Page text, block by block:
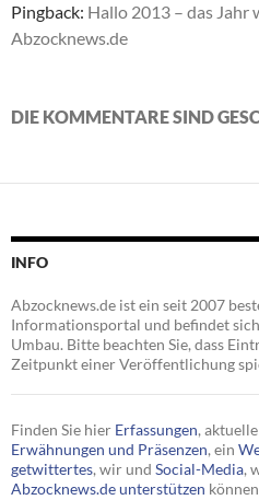
Pingback: Hallo 2013 – das Jahr
Abzocknews.de
DIE KOMMENTARE SIND
INFO
Abzocknews.de ist ein seit 2007
Informationsportal und befindet
Umbau. Bitte beachten Sie, dass
Zeitpunkt einer Veröffentlichung
Finden Sie hier Erfassungen, aktuelle
Erwähnungen und Präsenzen, ein
getwittertes, wir und Social-Media,
Abzocknews.de unterstützen